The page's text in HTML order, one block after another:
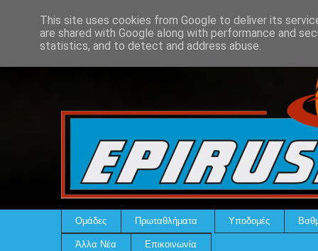
Ομάδες Πρωταθλήματα Υποδομές
Άλλα Νέα Επικοινωνία
This site uses cookies from Google to deliver its
are shared with Google along with performance and
statistics, and to detect and address abuse.